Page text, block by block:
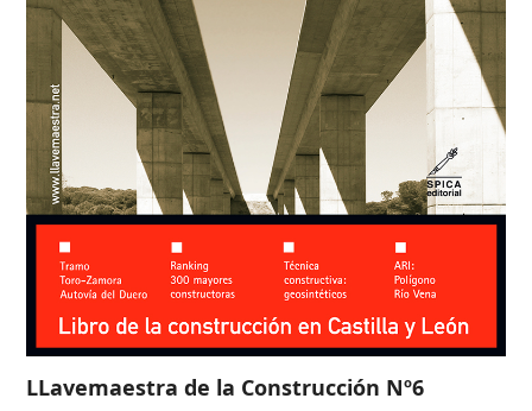
LLavemaestra de la Construcción Nº6